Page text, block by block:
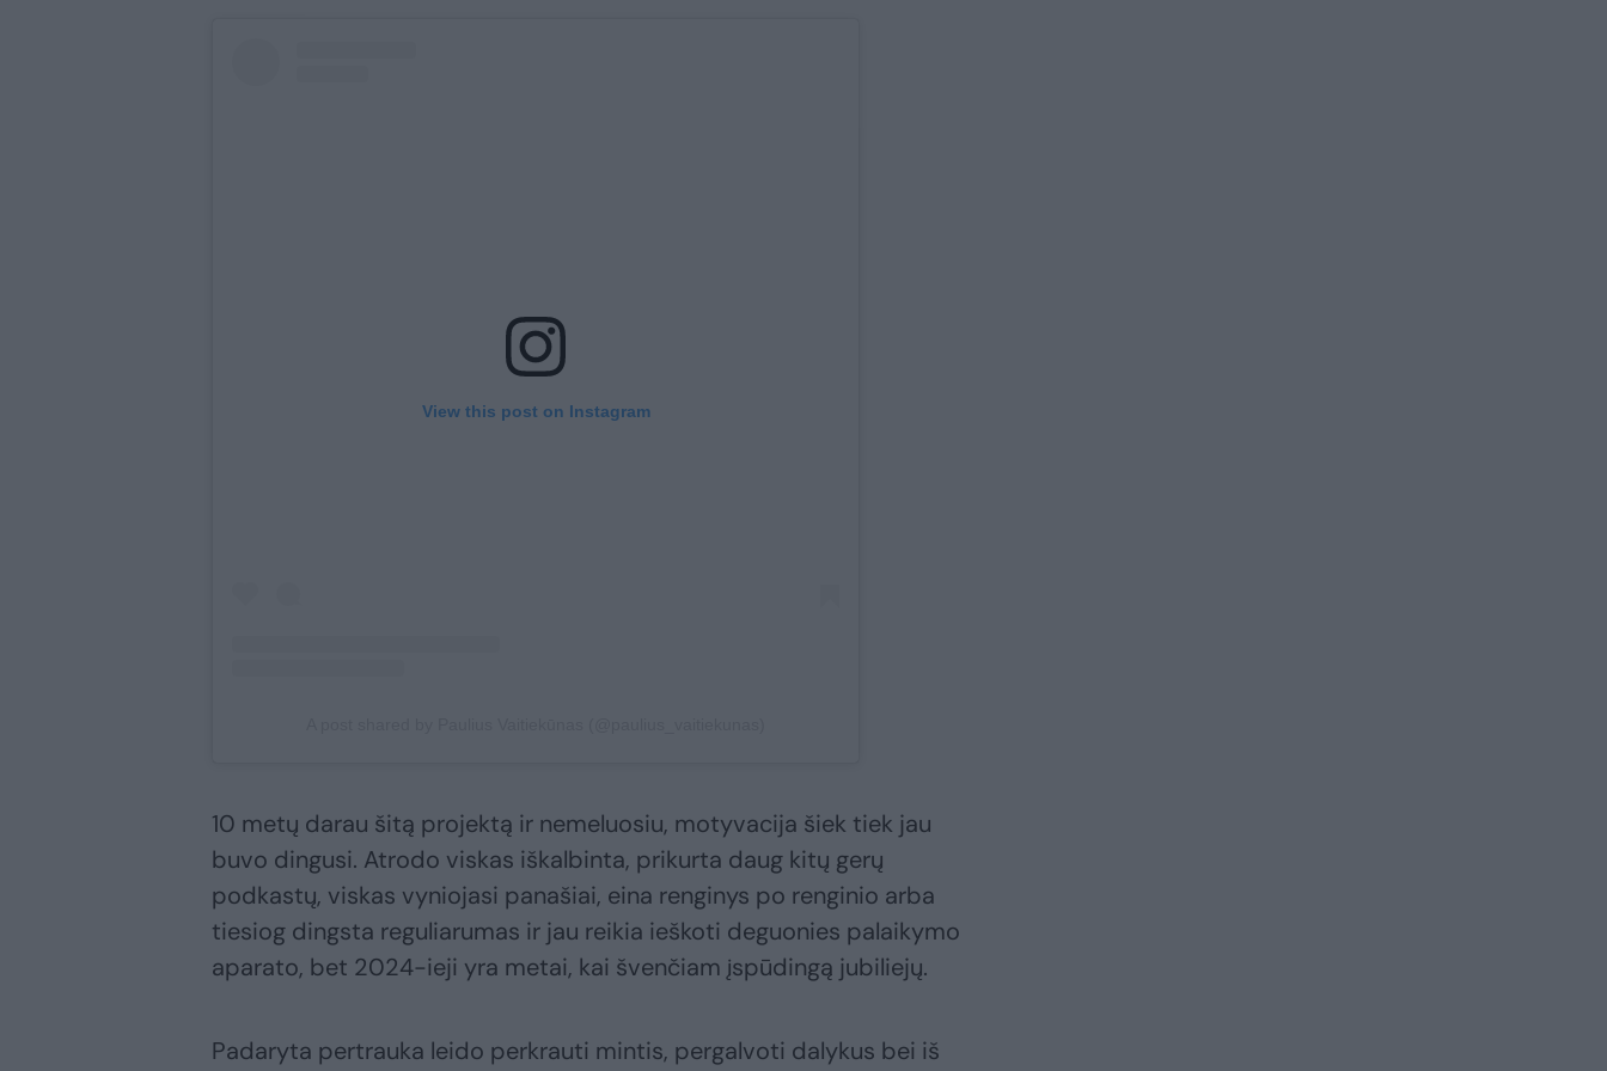
View this post on Instagram
10 metų darau šitą projektą ir nemeluosiu, motyvacija šiek tiek jau
buvo dingusi. Atrodo viskas iškalbinta, prikurta daug kitų gerų
podkastų, viskas vyniojasi panašiai, eina renginys po renginio arba
tiesiog dingsta reguliarumas ir jau reikia ieškoti deguonies palaikymo
aparato, bet 2024-ieji yra metai, kai švenčiam įspūdingą jubiliejų.
Padaryta pertrauka leido perkrauti mintis, pergalvoti dalykus bei iš